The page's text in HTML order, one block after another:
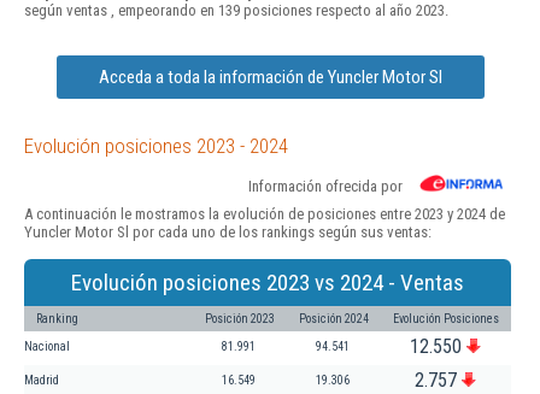
según ventas , empeorando en 139 posiciones respecto al año 2023.
Acceda a toda la información de Yuncler Motor Sl
Evolución posiciones 2023 - 2024
Información ofrecida por
A continuación le mostramos la evolución de posiciones entre 2023 y 2024 de
Yuncler Motor Sl por cada uno de los rankings según sus ventas:
Evolución posiciones 2023 vs 2024 - Ventas
Ranking Posición 2023 Posición 2024 Evolución Posiciones
Nacional 81.991 94.541 12.550
Madrid 16.549 19.306 2.757